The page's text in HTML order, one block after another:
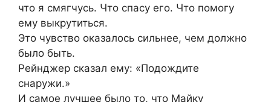
что я смягчусь. Что спасу его. Что помогу
ему выкрутиться.
Это чувство оказалось сильнее, чем должно
было быть.
Рейнджер сказал ему: «Подождите
снаружи.»
И самое лучшее было то, что Майку